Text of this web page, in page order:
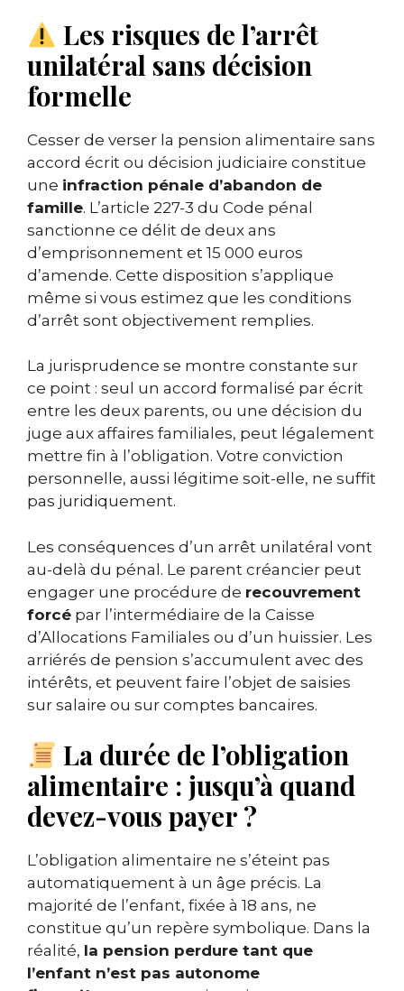
Les risques de l’arrêt
unilatéral sans décision
formelle
Cesser de verser la pension alimentaire sans
accord écrit ou décision judiciaire constitue
une infraction pénale d’abandon de
famille. L’article 227-3 du Code pénal
sanctionne ce délit de deux ans
d’emprisonnement et 15 000 euros
d’amende. Cette disposition s’applique
même si vous estimez que les conditions
d’arrêt sont objectivement remplies.
La jurisprudence se montre constante sur
ce point : seul un accord formalisé par écrit
entre les deux parents, ou une décision du
juge aux affaires familiales, peut légalement
mettre fin à l’obligation. Votre conviction
personnelle, aussi légitime soit-elle, ne suffit
pas juridiquement.
Les conséquences d’un arrêt unilatéral vont
au-delà du pénal. Le parent créancier peut
engager une procédure de recouvrement
forcé par l’intermédiaire de la Caisse
d’Allocations Familiales ou d’un huissier. Les
arriérés de pension s’accumulent avec des
intérêts, et peuvent faire l’objet de saisies
sur salaire ou sur comptes bancaires.
La durée de l’obligation
alimentaire : jusqu’à quand
devez-vous payer ?
L’obligation alimentaire ne s’éteint pas
automatiquement à un âge précis. La
majorité de l’enfant, fixée à 18 ans, ne
constitue qu’un repère symbolique. Dans la
réalité, la pension perdure tant que
l’enfant n’est pas autonome